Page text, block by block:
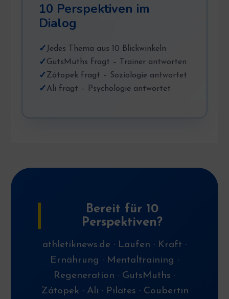
10 Perspektiven im
Dialog
Jedes Thema aus 10 Blickwinkeln
GutsMuths fragt – Trainer antworten
Zátopek fragt – Soziologie antwortet
Ali fragt – Psychologie antwortet
Bereit für 10
Perspektiven?
athletiknews.de · Laufen · Kraft ·
Ernährung · Mentaltraining ·
Regeneration · GutsMuths ·
Zátopek · Ali · Pilates · Coubertin